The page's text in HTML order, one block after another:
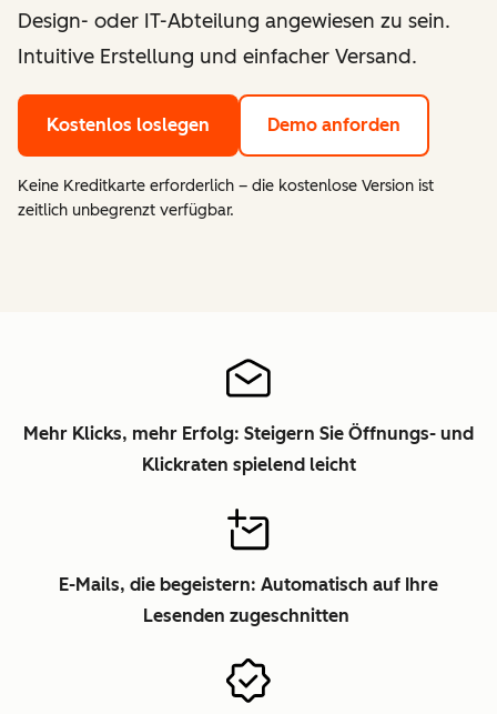
Design- oder IT-Abteilung angewiesen zu sein.
Intuitive Erstellung und einfacher Versand.
Kostenlos loslegen Demo anforden
Keine Kreditkarte erforderlich – die kostenlose Version ist
zeitlich unbegrenzt verfügbar.
Mehr Klicks, mehr Erfolg: Steigern Sie Öffnungs- und
Klickraten spielend leicht
E-Mails, die begeistern: Automatisch auf Ihre
Lesenden zugeschnitten